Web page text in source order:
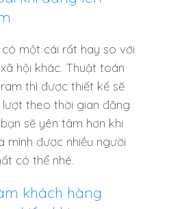
một cái rất hay so với
hội khác. Thuật toán
thì được thiết kế sẽ
lượt theo thời gian đăng
sẽ yên tâm hơn khi
mình được nhiều người
có thể nhé.
khách hàng